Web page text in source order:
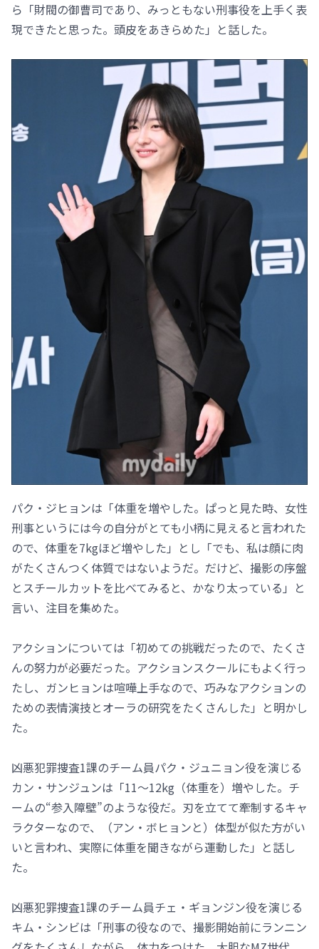
ら「財閥の御曹司であり、みっともない刑事役を上手く表
現できたと思った。頭皮をあきらめた」と話した。
パク・ジヒョンは「体重を増やした。ぱっと見た時、女性
刑事というには今の自分がとても小柄に見えると言われた
ので、体重を7kgほど増やした」とし「でも、私は顔に肉
がたくさんつく体質ではないようだ。だけど、撮影の序盤
とスチールカットを比べてみると、かなり太っている」と
言い、注目を集めた。
アクションについては「初めての挑戦だったので、たくさ
んの努力が必要だった。アクションスクールにもよく行っ
たし、ガンヒョンは喧嘩上手なので、巧みなアクションの
ための表情演技とオーラの研究をたくさんした」と明かし
た。
凶悪犯罪捜査1課のチーム員パク・ジュニョン役を演じる
カン・サンジュンは「11～12kg（体重を）増やした。チ
ームの“参入障壁”のような役だ。刃を立てて牽制するキャ
ラクターなので、（アン・ボヒョンと）体型が似た方がい
いと言われ、実際に体重を聞きながら運動した」と話し
た。
凶悪犯罪捜査1課のチーム員チェ・ギョンジン役を演じる
キム・シンビは「刑事の役なので、撮影開始前にランニン